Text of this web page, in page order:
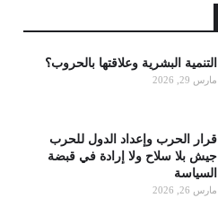
التنمية البشرية وعلاقتها بالحروب؟
مارس 29, 2026
قرار الحرب وإعداد الدول للحرب
جيش بلا سلاح ولا إرادة في قبضة
السياسة
مارس 26, 2026